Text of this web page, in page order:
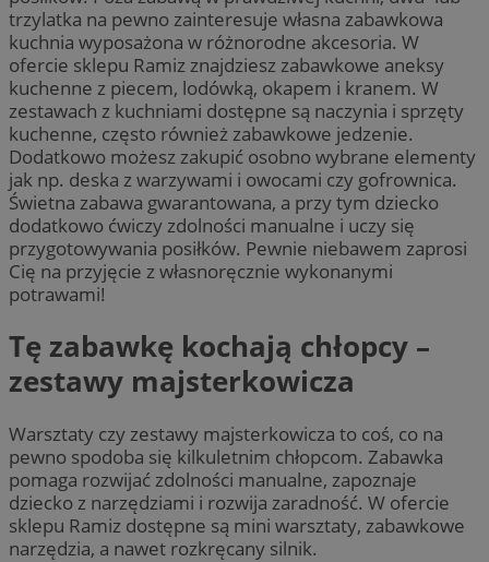
trzylatka na pewno zainteresuje własna zabawkowa
kuchnia wyposażona w różnorodne akcesoria. W
ofercie sklepu Ramiz znajdziesz zabawkowe aneksy
kuchenne z piecem, lodówką, okapem i kranem. W
zestawach z kuchniami dostępne są naczynia i sprzęty
kuchenne, często również zabawkowe jedzenie.
Dodatkowo możesz zakupić osobno wybrane elementy
jak np. deska z warzywami i owocami czy gofrownica.
Świetna zabawa gwarantowana, a przy tym dziecko
dodatkowo ćwiczy zdolności manualne i uczy się
przygotowywania posiłków. Pewnie niebawem zaprosi
Cię na przyjęcie z własnoręcznie wykonanymi
potrawami!
Tę zabawkę kochają chłopcy –
zestawy majsterkowicza
Warsztaty czy zestawy majsterkowicza to coś, co na
pewno spodoba się kilkuletnim chłopcom. Zabawka
pomaga rozwijać zdolności manualne, zapoznaje
dziecko z narzędziami i rozwija zaradność. W ofercie
sklepu Ramiz dostępne są mini warsztaty, zabawkowe
narzędzia, a nawet rozkręcany silnik.